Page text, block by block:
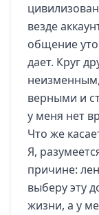
везде
общение
дает. Круг
верными и
у меня нет
Что же
Я,
причине:
выберу эту
жизни, а у